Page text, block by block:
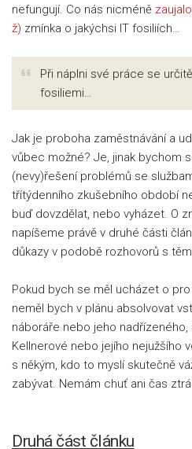
nefungují. Co nás nicméně zaujalo
ž) zmínka o jakýchsi IT fosiliích…
Při náplni své práce se
fosiliemi…
Jak je proboha zaměstnávání a
vůbec možné? Je, jinak bychom
(nevy)řešení problémů se
třítýdenního zkušebního období
buď dovzdělat, nebo vyházet. O
napíšeme právě v druhé části
důkazy v podobě rozhovorů s
Pokud bych se měl ucházet o
neměl bych v plánu absolvovat
náboráře nebo jeho
Kellnerové nebo jejího nejužšího
s někým, kdo to myslí skutečně
zabývat. Nemám chuť ani čas
Druhá část článku